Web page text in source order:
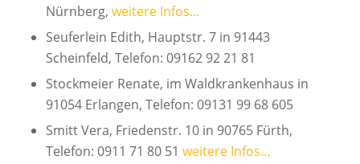
Nürnberg, weitere Infos…
Seuferlein Edith, Hauptstr. 7 in 91443
Scheinfeld, Telefon: 09162 92 21 81
Stockmeier Renate, im Waldkrankenhaus in
91054 Erlangen, Telefon: 09131 99 68 605
Smitt Vera, Friedenstr. 10 in 90765 Fürth,
Telefon: 0911 71 80 51 weitere Infos…